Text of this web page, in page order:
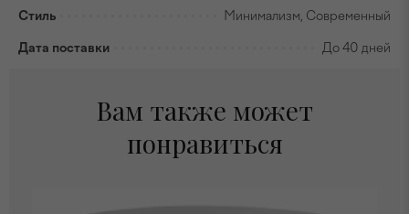
Стиль Минимализм, Современный
Дата поставки До 40 дней
Вам также может
понравиться